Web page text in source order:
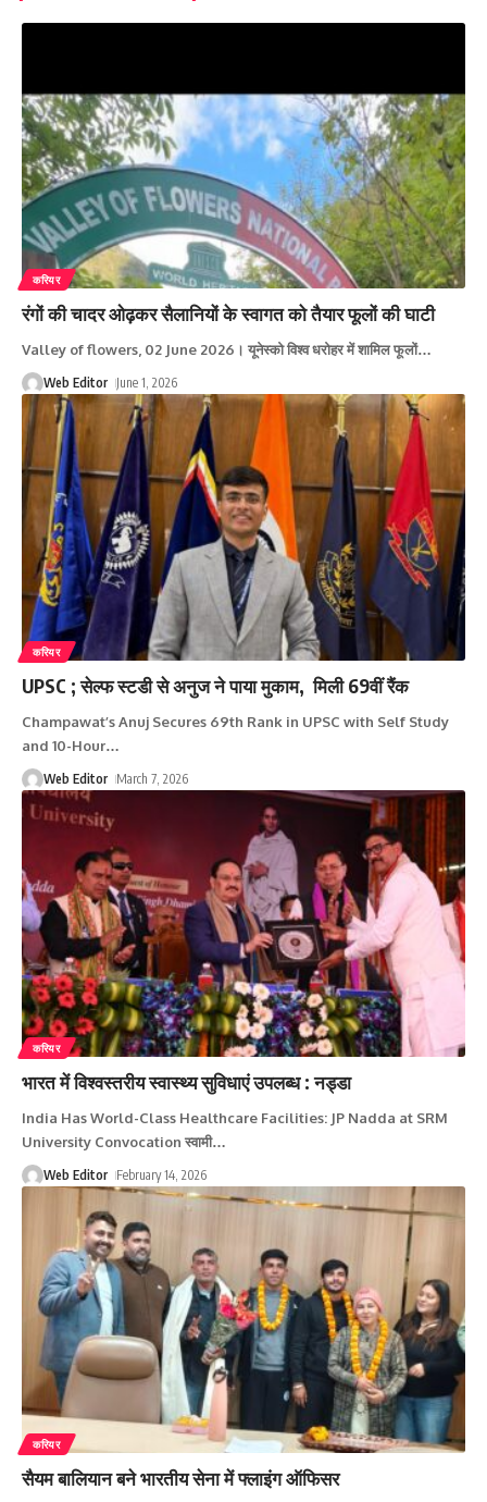
करियर
रंगों की चादर ओढ़कर सैलानियों के स्वागत को तैयार फूलों की घाटी
Valley of flowers, 02 June 2026। यूनेस्को विश्व धरोहर में शामिल फूलों…
Web Editor June 1, 2026
करियर
UPSC ; सेल्फ स्टडी से अनुज ने पाया मुकाम, मिली 69वीं रैंक
Champawat’s Anuj Secures 69th Rank in UPSC with Self Study
and 10-Hour…
Web Editor March 7, 2026
करियर
भारत में विश्वस्तरीय स्वास्थ्य सुविधाएं उपलब्ध : नड्डा
India Has World-Class Healthcare Facilities: JP Nadda at SRM
University Convocation स्वामी…
Web Editor February 14, 2026
करियर
सैयम बालियान बने भारतीय सेना में फ्लाइंग ऑफिसर